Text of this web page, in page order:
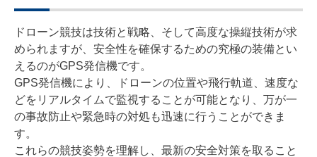
ドローン競技は技術と戦略、そして高度な操縦技術が求
められますが、安全性を確保するための究極の装備とい
えるのがGPS発信機です。
GPS発信機により、ドローンの位置や飛行軌道、速度な
どをリアルタイムで監視することが可能となり、万が一
の事故防止や緊急時の対処も迅速に行うことができま
す。
これらの競技姿勢を理解し、最新の安全対策を取ること